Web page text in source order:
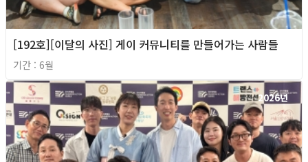
[192호][이달의 사진] 게이 커뮤니티를 만들어가는 사람들
기간 : 6월
2026년